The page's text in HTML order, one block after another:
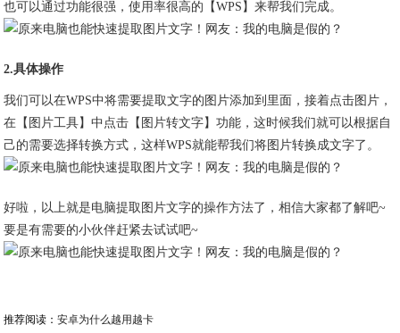
也可以通过功能很强，使用率很高的【WPS】来帮我们完成。
2.具体操作
我们可以在WPS中将需要提取文字的图片添加到里面，接着点击图片，
在【图片工具】中点击【图片转文字】功能，这时候我们就可以根据自
己的需要选择转换方式，这样WPS就能帮我们将图片转换成文字了。
好啦，以上就是电脑提取图片文字的操作方法了，相信大家都了解吧~
要是有需要的小伙伴赶紧去试试吧~
推荐阅读：安卓为什么越用越卡